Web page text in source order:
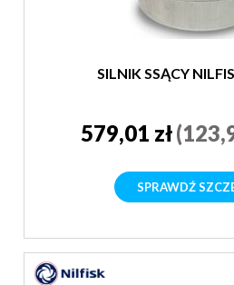
SILNIK SSĄCY
579,01 zł
SPRAWDŹ